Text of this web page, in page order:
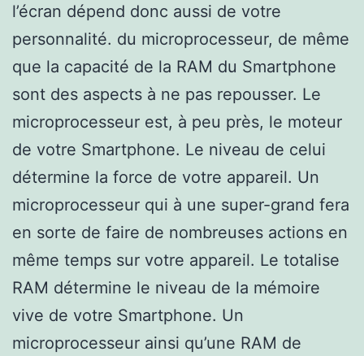
l’écran dépend donc aussi de votre
personnalité. du microprocesseur, de même
que la capacité de la RAM du Smartphone
sont des aspects à ne pas repousser. Le
microprocesseur est, à peu près, le moteur
de votre Smartphone. Le niveau de celui
détermine la force de votre appareil. Un
microprocesseur qui à une super-grand fera
en sorte de faire de nombreuses actions en
même temps sur votre appareil. Le totalise
RAM détermine le niveau de la mémoire
vive de votre Smartphone. Un
microprocesseur ainsi qu’une RAM de